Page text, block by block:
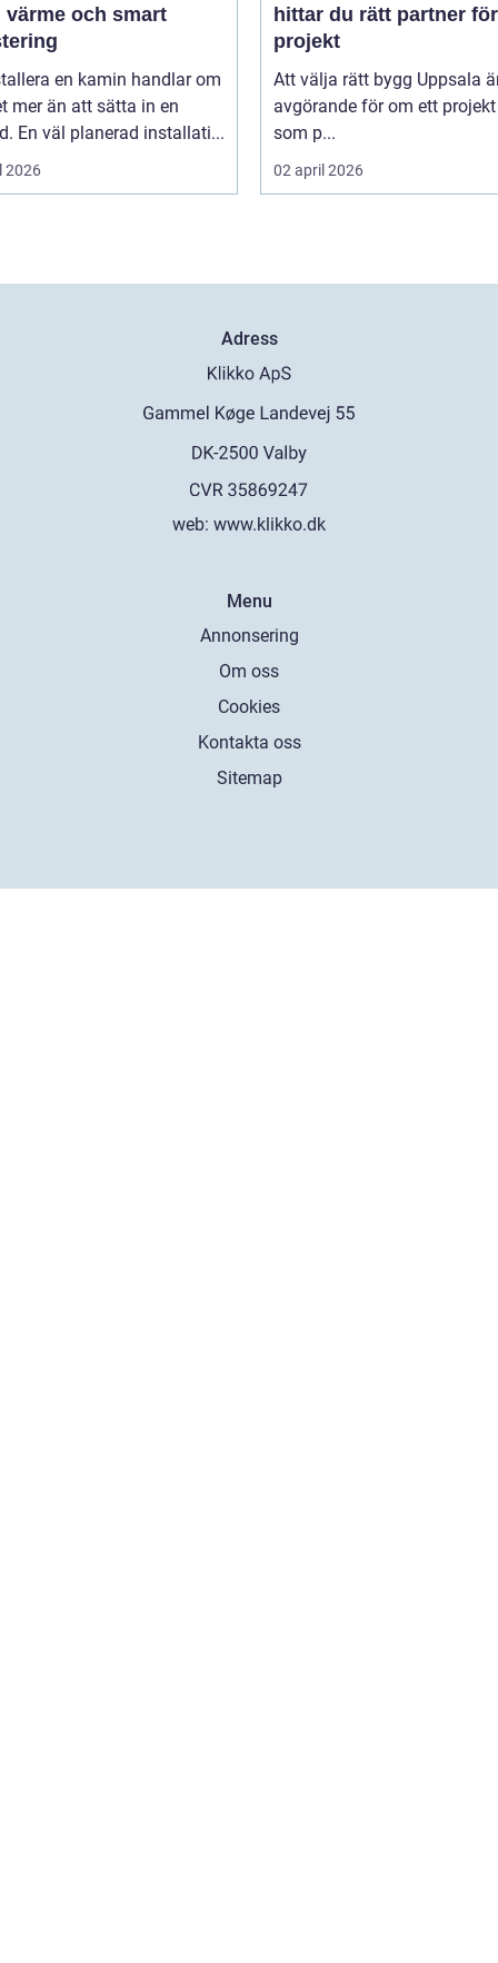
värme och smart
en kamin handlar om
mer än att sätta in en
En väl planerad installati...
2026
hittar du rätt partner
projekt
Att välja rätt bygg Uppsala
avgörande för om ett
som p...
02 april 2026
Adress
web: www.klikko.dk
Menu
Annonsering
Om oss
Cookies
Kontakta oss
Sitemap